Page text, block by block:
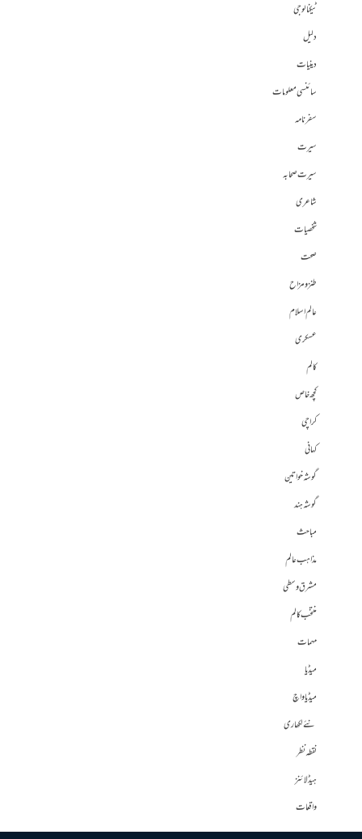
ٹیکنالوجی
دلیل
دینیات
سائنسی معلومات
سفرنامہ
سیرت
سیرت صحابہ
شاعری
شخصیات
صحت
طنز و مزاح
عالم اسلام
عسکری
کالم
کچھ خاص
کراچی
کہانی
گوشہ خواتین
گوشہ ہند
مباحث
مذاہب عالم
مشرق وسطی
منتخب کالم
مہمات
میڈیا
میڈیا واچ
نئے لکھاری
نقطہ نظر
ہیڈلائنز
واقعات